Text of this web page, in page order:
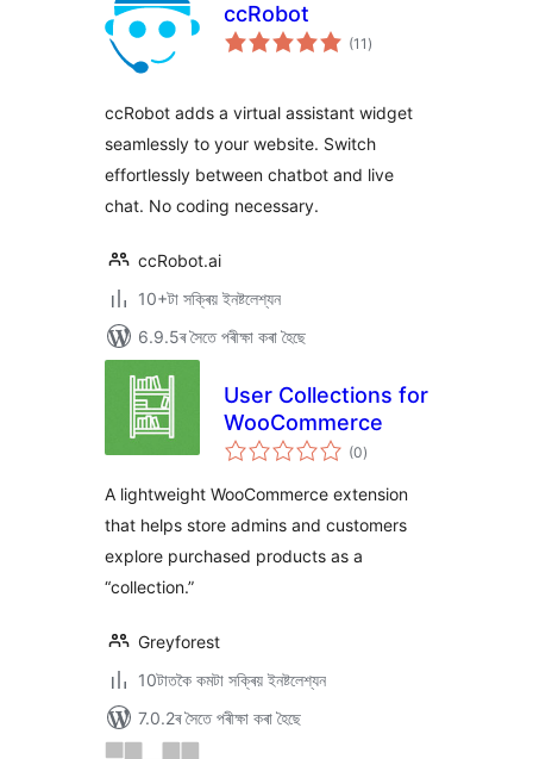
ccRobot
(11 টা
মুঠ)
ccRobot adds a virtual assistant widget
seamlessly to your website. Switch
effortlessly between chatbot and live
chat. No coding necessary.
ccRobot.ai
10+টা সক্ৰিয় ইনষ্টলেশ্যন
6.9.5ৰ সৈতে পৰীক্ষা কৰা হৈছে
User Collections for
WooCommerce
(0টা
মুঠ)
A lightweight WooCommerce extension
that helps store admins and customers
explore purchased products as a
“collection.”
Greyforest
10টাতকৈ কমটা সক্ৰিয় ইনষ্টলেশ্যন
7.0.2ৰ সৈতে পৰীক্ষা কৰা হৈছে